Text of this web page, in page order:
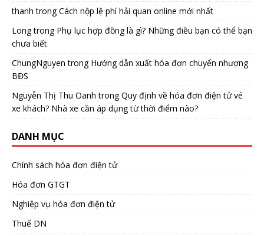
thanh trongCách nộp lệ phí hải quan online mới nhất
Longtrong Phụ lục hợp đồng là gì? Những điều bạn có thể bạn
chưa biết
ChungNguyen trong Hướng dẫn xuất hóa đơn chuyển nhượng
BĐS
Nguyễn Thị Thu Oanh trongQuy định về hóa đơn điện tử vé
xe khách? Nhà xe cần áp dụng từ thời điểm nào?
DANH MỤC
Chính sách hóa đơn điện tử
Hóa đơn GTGT
Nghiệp vụ hóa đơn điện tử
Thuế DN